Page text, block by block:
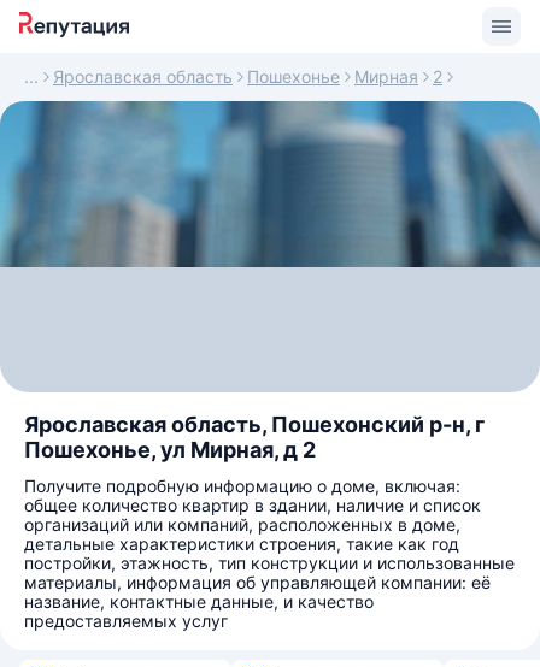
Ярославская область Пошехонье Мирная 2
Ярославская область, Пошехонский р-н, г
Пошехонье, ул Мирная, д 2
Получите подробную информацию о доме, включая:
общее количество квартир в здании, наличие и список
организаций или компаний, расположенных в доме,
детальные характеристики строения, такие как год
постройки, этажность, тип конструкции и использованные
материалы, информация об управляющей компании: её
название, контактные данные, и качество
предоставляемых услуг